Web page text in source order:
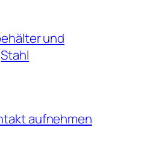
und
Stahl
aufnehmen